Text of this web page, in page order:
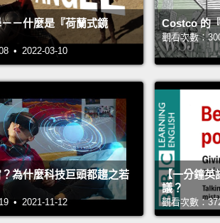
－什麼是『荷蘭式鏡
• 2022-03-10
Costco 的
觀看次數：
為什麼科技巨頭都趨之若
• 2021-11-12
【一分鐘英
議？
觀看次數：